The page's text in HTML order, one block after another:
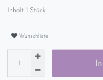
Inhalt 1 Stück
Wunschliste